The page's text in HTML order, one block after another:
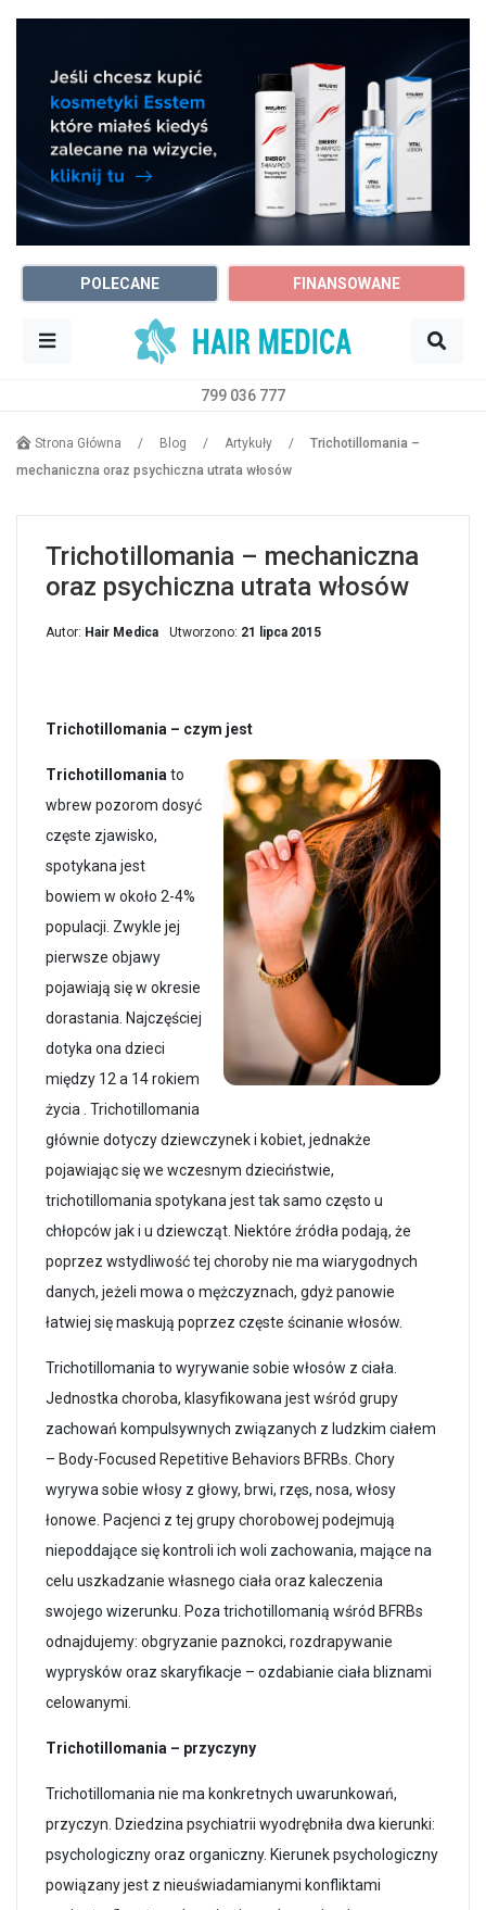
POLECANE FINANSOWANE
799 036 777
Strona Główna / Blog / Artykuły /
Trichotillomania –
mechaniczna oraz psychiczna utrata włosów
Trichotillomania – mechaniczna
oraz psychiczna utrata włosów
Autor: Hair Medica Utworzono: 21 lipca 2015
Trichotillomania – czym jest
Trichotillomania to
wbrew pozorom dosyć
częste zjawisko,
spotykana jest
bowiem w około 2-4%
populacji. Zwykle jej
pierwsze objawy
pojawiają się w okresie
dorastania. Najczęściej
dotyka ona dzieci
między 12 a 14 rokiem
życia . Trichotillomania
głównie dotyczy dziewczynek i kobiet, jednakże
pojawiając się we wczesnym dzieciństwie,
trichotillomania spotykana jest tak samo często u
chłopców jak i u dziewcząt. Niektóre źródła podają, że
poprzez wstydliwość tej choroby nie ma wiarygodnych
danych, jeżeli mowa o mężczyznach, gdyż panowie
łatwiej się maskują poprzez częste ścinanie włosów.
Trichotillomania to wyrywanie sobie włosów z ciała.
Jednostka choroba, klasyfikowana jest wśród grupy
zachowań kompulsywnych związanych z ludzkim ciałem
– Body-Focused Repetitive Behaviors BFRBs. Chory
wyrywa sobie włosy z głowy, brwi, rzęs, nosa, włosy
łonowe. Pacjenci z tej grupy chorobowej podejmują
niepoddające się kontroli ich woli zachowania, mające na
celu uszkadzanie własnego ciała oraz kaleczenia
swojego wizerunku. Poza trichotillomanią wśród BFRBs
odnajdujemy: obgryzanie paznokci, rozdrapywanie
wyprysków oraz skaryfikacje – ozdabianie ciała bliznami
celowanymi.
Trichotillomania – przyczyny
Trichotillomania nie ma konkretnych uwarunkowań,
przyczyn. Dziedzina psychiatrii wyodrębniła dwa kierunki:
psychologiczny oraz organiczny. Kierunek psychologiczny
powiązany jest z nieuświadamianymi konfliktami